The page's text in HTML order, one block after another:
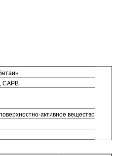
CAPB
активное вещество